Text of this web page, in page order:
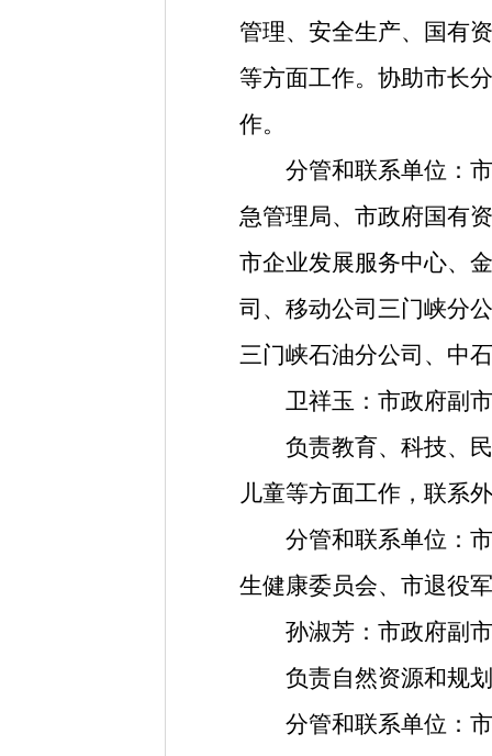
管理、 安全生产、
国有
等方面工作。协助市长
作。
分管和联系单位 ：
急管理局、 市政府国有
市企业发展服务中心、
司 、 移动公司三门峡分
三门峡石油分公司 、 中
卫祥玉 ： 市政府副
负责教育、 科技、
儿童等方面工作 ， 联系
分管和联系单位 ：
生健康委员会、 市退役
孙淑芳 ： 市政府副
负责自然资源和规划
分管和联系单位 ：